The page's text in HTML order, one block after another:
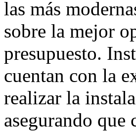
las más
sobre la mejor
presupuesto.
cuentan con la
realizar la
asegurando que